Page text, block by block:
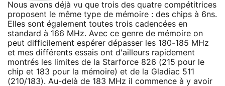
Nous avons déjà vu que trois des quatre compétitrices
proposent le même type de mémoire : des chips à 6ns.
Elles sont également toutes trois cadencées en
standard à 166 MHz. Avec ce genre de mémoire on
peut difficilement espérer dépasser les 180-185 MHz
et mes différents essais ont d'ailleurs rapidement
montrés les limites de la Starforce 826 (215 pour le
chip et 183 pour la mémoire) et de la Gladiac 511
(210/183). Au-delà de 183 MHz il commence à y avoir